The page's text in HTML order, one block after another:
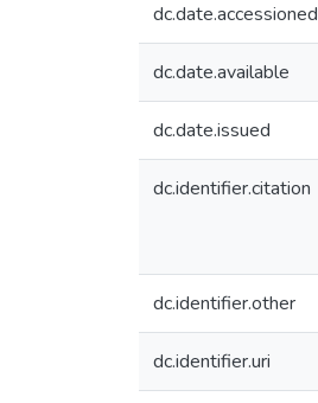
dc.date.accessioned
dc.date.available
dc.date.issued
dc.identifier.citation
dc.identifier.other
dc.identifier.uri